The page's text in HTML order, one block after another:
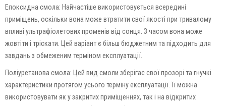
Епоксидна смола: Найчастіше використовується всередині
приміщень, оскільки вона може втратити свої якості при тривалому
впливі ультрафіолетових променів від сонця. З часом вона може
жовтіти і тріскати. Цей варіант є більш бюджетним та підходить для
завдань з обмеженим терміном експлуатації.
Поліуретанова смола: Цей вид смоли зберігає свої прозорі та гнучкі
характеристики протягом усього терміну експлуатації. Її можна
використовувати як у закритих приміщеннях, так і на відкритих